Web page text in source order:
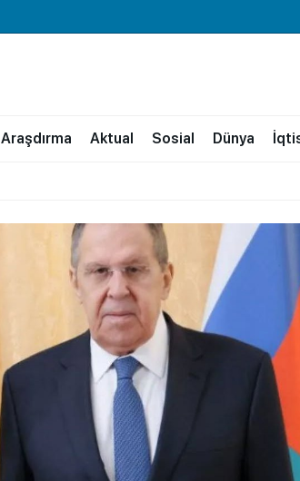
Araşdırma Aktual Sosial Dünya